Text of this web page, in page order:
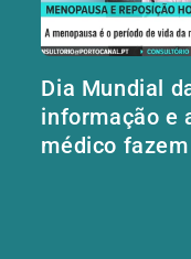
Dia Mundial
informação e
médico